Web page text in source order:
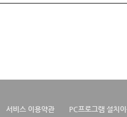
서비스 이용약관 PC프로그램 설치